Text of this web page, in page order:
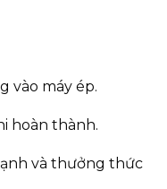
vào máy ép.
hoàn thành.
và thưởng thức